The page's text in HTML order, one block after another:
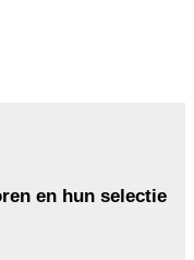
en hun selectie